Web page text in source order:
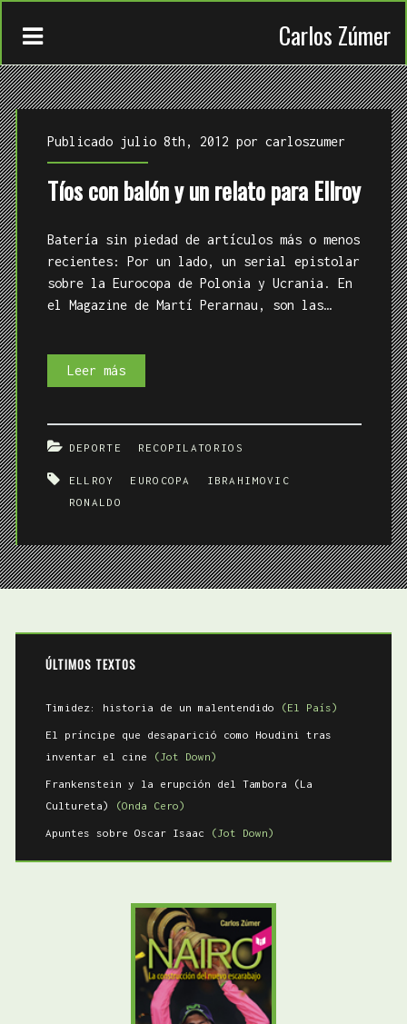
Carlos Zúmer
TRABAJOS
QUIÉN
Publicado julio 8th, 2012 por carloszumer
Tíos con balón y un relato para Ellroy
Batería sin piedad de artículos más o menos
recientes: Por un lado, un serial epistolar
sobre la Eurocopa de Polonia y Ucrania. En
el Magazine de Martí Perarnau, son las…
Leer másTíos
para
DEPORTE RECOPILATORIOS
ELLROY EUROCOPA
IBRAHIMOVIC
RONALDO
ÚLTIMOS TEXTOS
Timidez: historia de un malentendido (El País)
El príncipe que desaparició como Houdini tras
inventar el cine
(Jot Down)
Frankenstein y la erupción del Tambora (La
Cultureta)
(Onda Cero)
Apuntes sobre Oscar Isaac (Jot Down)